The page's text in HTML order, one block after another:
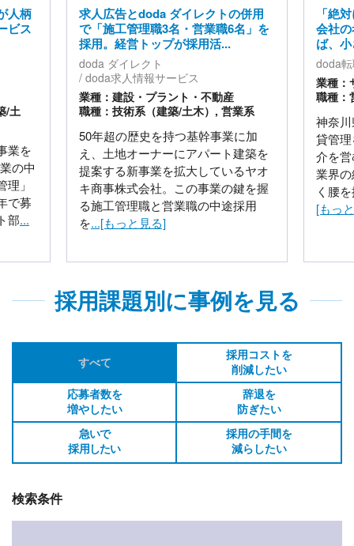
人柄
ビス
/土
業を
の中
」
で募
部...
求人広告とdoda ダイレクトの併用
で「施工管理職3名・営業職6名」を
採用。経営トップが採用活...
doda ダイレクト
doda求人情報サービス
業種：建設・プラント・不動産
職種：技術系（建築/土木）, 営業系
50年超の歴史を持つ基幹事業に加
え、土地オーナーにアパート建築を
提案する新事業を拡大しているヤオ
キ商事株式会社。この事業の鍵を握
る施工管理職と営業職の中途採用
を...[もっと見る]
「絶
会社
ば、
doda
業種：
職種：
神奈
貸管
介を
業界
く腰
[もっ
採用課題別に事例を見る
すべて
採用コストを
削減したい
応募者数を
増やしたい
辞退を
防ぎたい
急いで
採用したい
採用の手間を
減らしたい
検索条件